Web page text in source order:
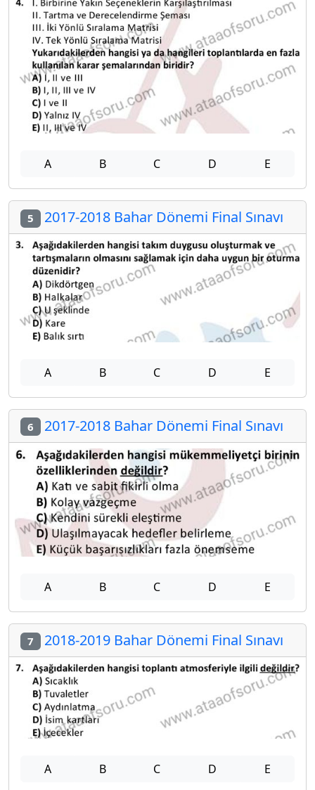
A B C D E
5 2017-2018 Bahar Dönemi Final Sınavı
A B C D E
6 2017-2018 Bahar Dönemi Final Sınavı
A B C D E
7 2018-2019 Bahar Dönemi Final Sınavı
A B C D E